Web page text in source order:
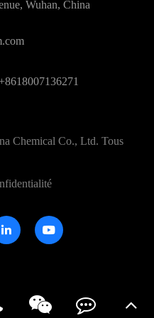
Wuhan, China
Chemical Co., Ltd. Tous
 